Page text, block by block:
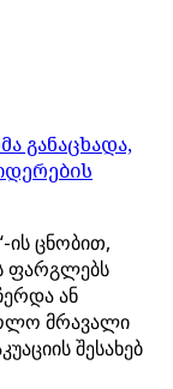
განაცხადა,
ის ცნობით,
ფარგლებს
ან
მრავალი
შესახებ